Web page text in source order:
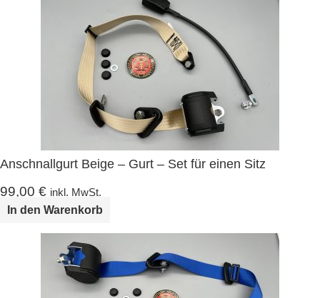
Anschnallgurt Beige – Gurt – Set für einen Sitz
99,00 € inkl. MwSt.
In den Warenkorb